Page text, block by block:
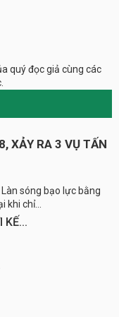
quý đọc giả cùng các
XẢY RA 3 VỤ TẤN
sóng bạo lực bằng
chỉ...
KẾ...